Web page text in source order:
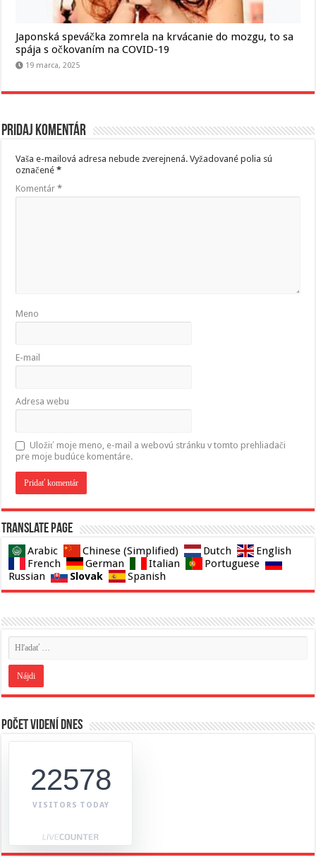
Japonská speváčka zomrela na krvácanie do mozgu, to sa
spája s očkovaním na COVID-19
19 marca, 2025
Pridaj komentár
Vaša e-mailová adresa nebude zverejnená. Vyžadované polia sú
označené*
Komentár*
Meno
E-mail
Adresa webu
Uložiť moje meno, e-mail a webovú stránku v tomto prehliadači
pre moje budúce komentáre.
Translate page
Arabic Chinese (Simplified) Dutch
English
French
German Italian
Portuguese
Russian
Slovak Spanish
Počet videní dnes
22578
VISITORS TODAY